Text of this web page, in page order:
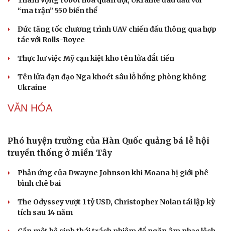
Giá cà phê hôm nay 8/8: Giá cà phê trong nước ổn định
Buôn lậu, hàng giả diễn biến phức tạp, xử lý gần 68.000
vụ trong 6 tháng
QUÂN SỰ - QUỐC PHÒNG
Tham vọng robot hóa quân đội, Ukraine đau đầu với
“ma trận” 550 biến thể